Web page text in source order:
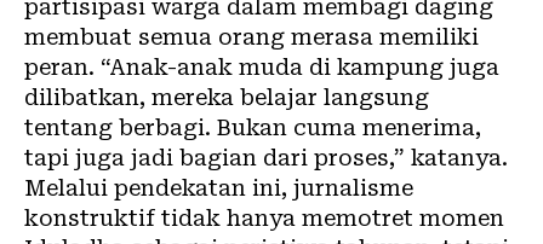
partisipasi warga dalam membagi daging
membuat semua orang merasa memiliki
peran. “Anak-anak muda di kampung juga
dilibatkan, mereka belajar langsung
tentang berbagi. Bukan cuma menerima,
tapi juga jadi bagian dari proses,” katanya.
Melalui pendekatan ini, jurnalisme
konstruktif tidak hanya memotret momen